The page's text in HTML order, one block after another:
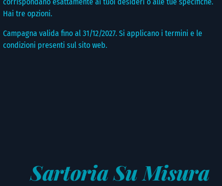
Hai tre opzioni.
Campagna valida fino al 31/12/2027. Si applicano i termini e le
condizioni presenti sul sito web.
Sartoria Su Misura